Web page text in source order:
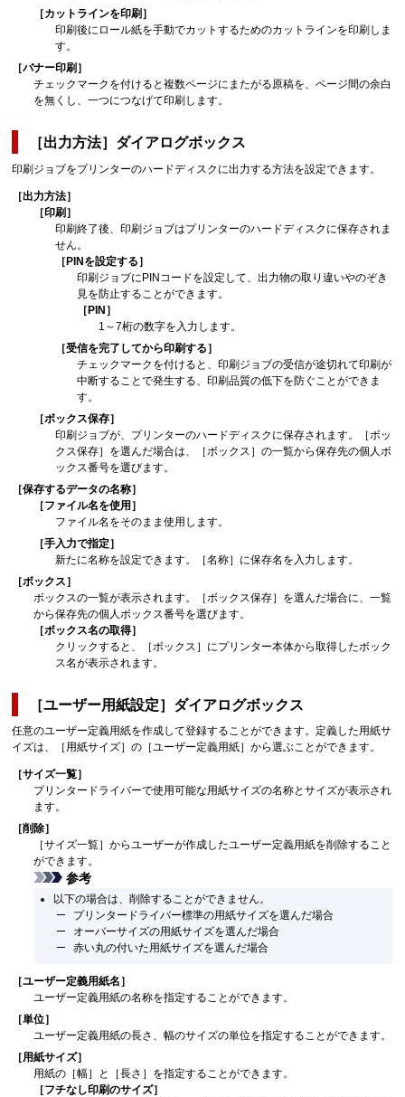
［カットラインを印刷］
印刷後にロール紙を手動でカットするためのカットラインを印刷しま
す。
［バナー印刷］
チェックマークを付けると複数ページにまたがる原稿を、ページ間の余白
を無くし、一つにつなげて印刷します。
［出力方法］ ダイアログボックス
印刷ジョブをプリンターのハードディスクに出力する方法を設定できます。
［出力方法］
［印刷］
印刷終了後、印刷ジョブはプリンターのハードディスクに保存されま
せん。
［PINを設定する］
印刷ジョブにPINコードを設定して、出力物の取り違いやのぞき
見を防止することができます。
［PIN］
1～7桁の数字を入力します。
［受信を完了してから印刷する］
チェックマークを付けると、印刷ジョブの受信が途切れて印刷が
中断することで発生する、印刷品質の低下を防ぐことができま
す。
［ボックス保存］
印刷ジョブが、プリンターのハードディスクに保存されます。
［ボッ
クス保存］ を選んだ場合は、 ［ボックス］の一覧から保存先の個人ボ
ックス番号を選びます。
［保存するデータの名称］
［ファイル名を使用］
ファイル名をそのまま使用します。
［手入力で指定］
新たに名称を設定できます。
［名称］ に保存名を入力します。
［ボックス］
ボックスの一覧が表示されます。
［ボックス保存］ を選んだ場合に、一覧
から保存先の個人ボックス番号を選びます。
［ボックス名の取得］
クリックすると、
［ボックス］ にプリンター本体から取得したボック
ス名が表示されます。
［ユーザー用紙設定］ ダイアログボックス
任意のユーザー定義用紙を作成して登録することができます。 定義した用紙サ
イズは、［用紙サイズ］の［ユーザー定義用紙］から選ぶことができます。
［サイズ一覧］
プリンタードライバーで使用可能な用紙サイズの名称とサイズが表示され
ます。
［削除］
［サイズ一覧］からユーザーが作成したユーザー定義用紙を削除すること
ができます。
参考
以下の場合は、削除することができません。
プリンタードライバー標準の用紙サイズを選んだ場合
オーバーサイズの用紙サイズを選んだ場合
赤い丸の付いた用紙サイズを選んだ場合
［ユーザー定義用紙名］
ユーザー定義用紙の名称を指定することができます。
［単位］
ユーザー定義用紙の長さ、幅のサイズの単位を指定することができます。
［用紙サイズ］
用紙の ［幅］ と ［長さ］ を指定することができます。
［フチなし印刷のサイズ］